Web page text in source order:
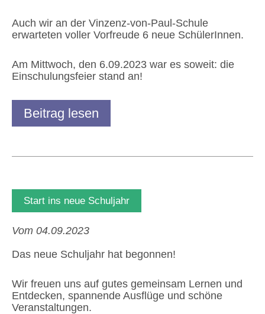
Auch wir an der Vinzenz-von-Paul-Schule
erwarteten voller Vorfreude 6 neue SchülerInnen.
Am Mittwoch, den 6.09.2023 war es soweit: die
Einschulungsfeier stand an!
Beitrag lesen
Start ins neue Schuljahr
Vom 04.09.2023
Das neue Schuljahr hat begonnen!
Wir freuen uns auf gutes gemeinsam Lernen und
Entdecken, spannende Ausflüge und schöne
Veranstaltungen.